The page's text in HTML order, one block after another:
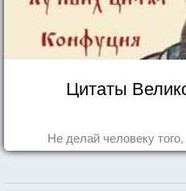
Цитаты
Не делай человеку